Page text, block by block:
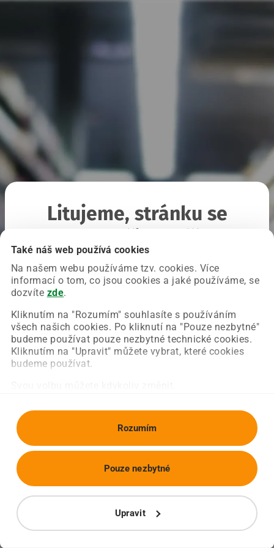
Také náš web používá cookies
Na našem webu používáme tzv. cookies. Více
informací o tom, co jsou cookies a jaké používáme, se
dozvíte zde.
Kliknutím na "Rozumím" souhlasíte s používáním
všech našich cookies. Po kliknutí na "Pouze nezbytné"
budeme používat pouze nezbytné technické cookies.
Kliknutím na "Upravit" můžete vybrat, které cookies
budeme používat.
Rozumím
Upravit
Pouze nezbytné
Litujeme, stránku se
Chyba nastala na naší straně a už ji opravujeme.
Zkuste prosím znovu načíst požadovanou stránku.
Obnovit stránku Úvodní strana